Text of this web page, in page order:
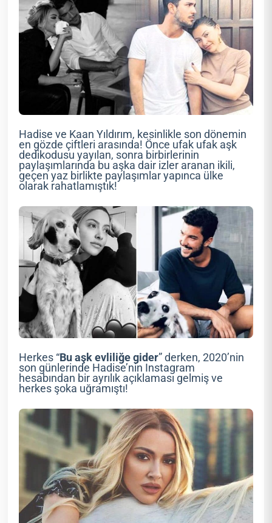
Hadise ve Kaan Yıldırım, kesinlikle son dönemin
en gözde çiftleri arasında! Önce ufak ufak aşk
dedikodusu yayılan, sonra birbirlerinin
paylaşımlarında bu aşka dair izler aranan ikili,
geçen yaz birlikte paylaşımlar yapınca ülke
olarak rahatlamıştık!
Herkes “Bu aşk evliliğe gider” derken, 2020’nin
son günlerinde Hadise’nin Instagram
hesabından bir ayrılık açıklaması gelmiş ve
herkes şoka uğramıştı!